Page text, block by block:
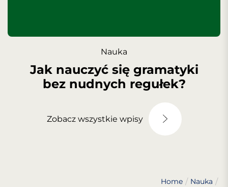
Nauka
Jak nauczyć się gramatyki
bez nudnych regułek?
Zobacz wszystkie wpisy
Home
Nauka